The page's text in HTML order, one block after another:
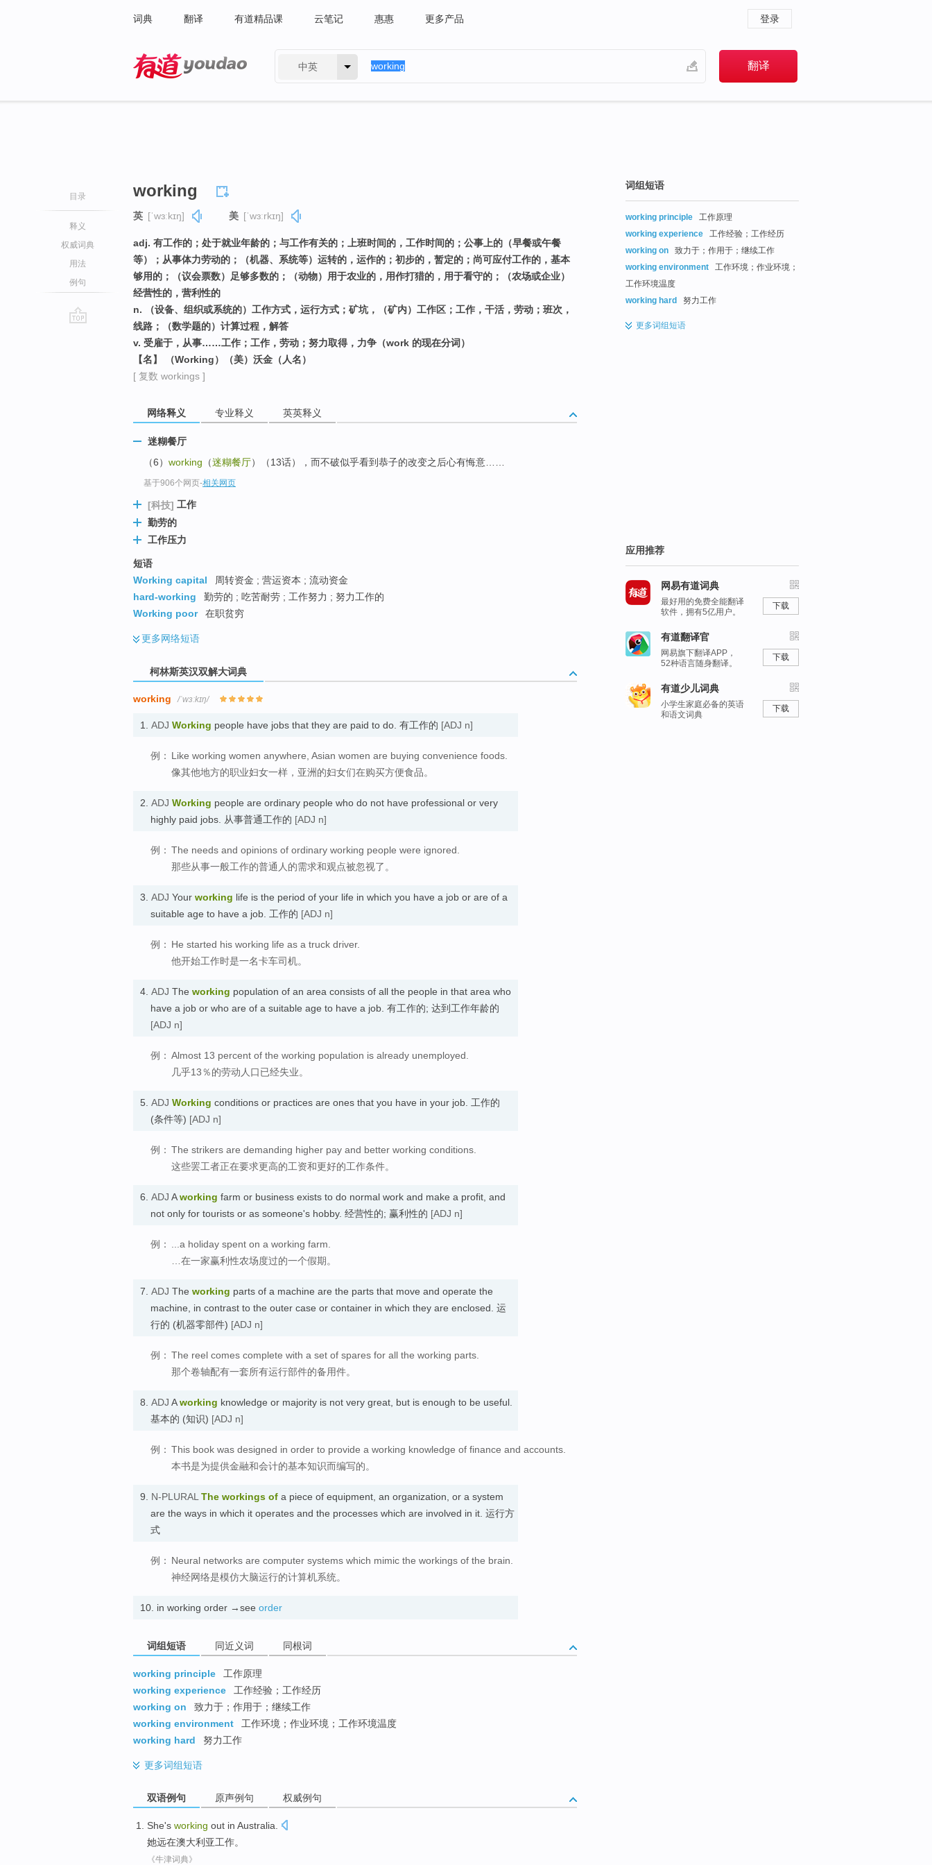
词典 翻译 有道精品课 云笔记 惠惠 更多产品 登录
中英
目录
释义
权威词典
用法
例句
working
英 [ˈwɜːkɪŋ] 美 [ˈwɜːrkɪŋ]
adj. 有工作的；处于就业年龄的；与工作有关的；上班时间的，工作时间的；公事上的（早餐或午餐
等）；从事体力劳动的；（机器、系统等）运转的，运作的；初步的，暂定的；尚可应付工作的，基本
够用的；（议会票数）足够多数的；（动物）用于农业的，用作打猎的，用于看守的；（农场或企业）
经营性的，营利性的
n. （设备、组织或系统的）工作方式，运行方式；矿坑，（矿内）工作区；工作，干活，劳动；班次，
线路；（数学题的）计算过程，解答
v. 受雇于，从事……工作；工作，劳动；努力取得，力争（work 的现在分词）
【名】 （Working）（美）沃金（人名）
[ 复数 workings ]
网络释义 专业释义 英英释义
迷糊餐厅
（6） working （迷糊餐厅）（13话），而不破似乎看到恭子的改变之后心有悔意……
基于906个网页-相关网页
[科技] 工作
勤劳的
工作压力
短语
Working capital
周转资金 ; 营运资本 ; 流动资金
hard-working
勤劳的 ; 吃苦耐劳 ; 工作努力 ; 努力工作的
Working poor
在职贫穷
更多网络短语
柯林斯英汉双解大词典
working /ˈwɜːkɪŋ/
1. ADJ Working people have jobs that they are paid to do. 有工作的 [ADJ n]
例： Like working women anywhere, Asian women are buying convenience foods.
像其他地方的职业妇女一样，亚洲的妇女们在购买方便食品。
2. ADJ Working people are ordinary people who do not have professional or very
highly paid jobs. 从事普通工作的 [ADJ n]
例： The needs and opinions of ordinary working people were ignored.
那些从事一般工作的普通人的需求和观点被忽视了。
3. ADJ Your working life is the period of your life in which you have a job or are of a
suitable age to have a job. 工作的 [ADJ n]
例： He started his working life as a truck driver.
他开始工作时是一名卡车司机。
4. ADJ The working population of an area consists of all the people in that area who
have a job or who are of a suitable age to have a job. 有工作的; 达到工作年龄的
[ADJ n]
例： Almost 13 percent of the working population is already unemployed.
几乎13％的劳动人口已经失业。
5. ADJ Working conditions or practices are ones that you have in your job. 工作的
(条件等) [ADJ n]
例： The strikers are demanding higher pay and better working conditions.
这些罢工者正在要求更高的工资和更好的工作条件。
6. ADJ Aworking farm or business exists to do normal work and make a profit, and
not only for tourists or as someone's hobby. 经营性的; 赢利性的 [ADJ n]
例：
...a holiday spent on a working farm.
…在一家赢利性农场度过的一个假期。
7. ADJ The working parts of a machine are the parts that move and operate the
machine, in contrast to the outer case or container in which they are enclosed. 运
行的 (机器零部件) [ADJ n]
例： The reel comes complete with a set of spares for all the working parts.
那个卷轴配有一套所有运行部件的备用件。
8. ADJ Aworking knowledge or majority is not very great, but is enough to be useful.
基本的 (知识) [ADJ n]
例： This book was designed in order to provide a working knowledge of finance and accounts.
本书是为提供金融和会计的基本知识而编写的。
9. N-PLURAL The workings of a piece of equipment, an organization, or a system
are the ways in which it operates and the processes which are involved in it. 运行方
式
例： Neural networks are computer systems which mimic the workings of the brain.
神经网络是模仿大脑运行的计算机系统。
10. in working order →see order
词组短语 同近义词 同根词
working principle
工作原理
working experience
工作经验；工作经历
working on
致力于；作用于；继续工作
working environment
工作环境；作业环境；工作环境温度
working hard
努力工作
更多词组短语
双语例句 原声例句 权威例句
She's working out in Australia
她远在澳大利亚工作。
《牛津词典》
词组短语
working principle
工作原理
working experience
工作经验；工作经历
working on
致力于；作用于；继续工作
working environment
工作环境；作业环境；
工作环境温度
working hard
努力工作
更多词组短语
应用推荐